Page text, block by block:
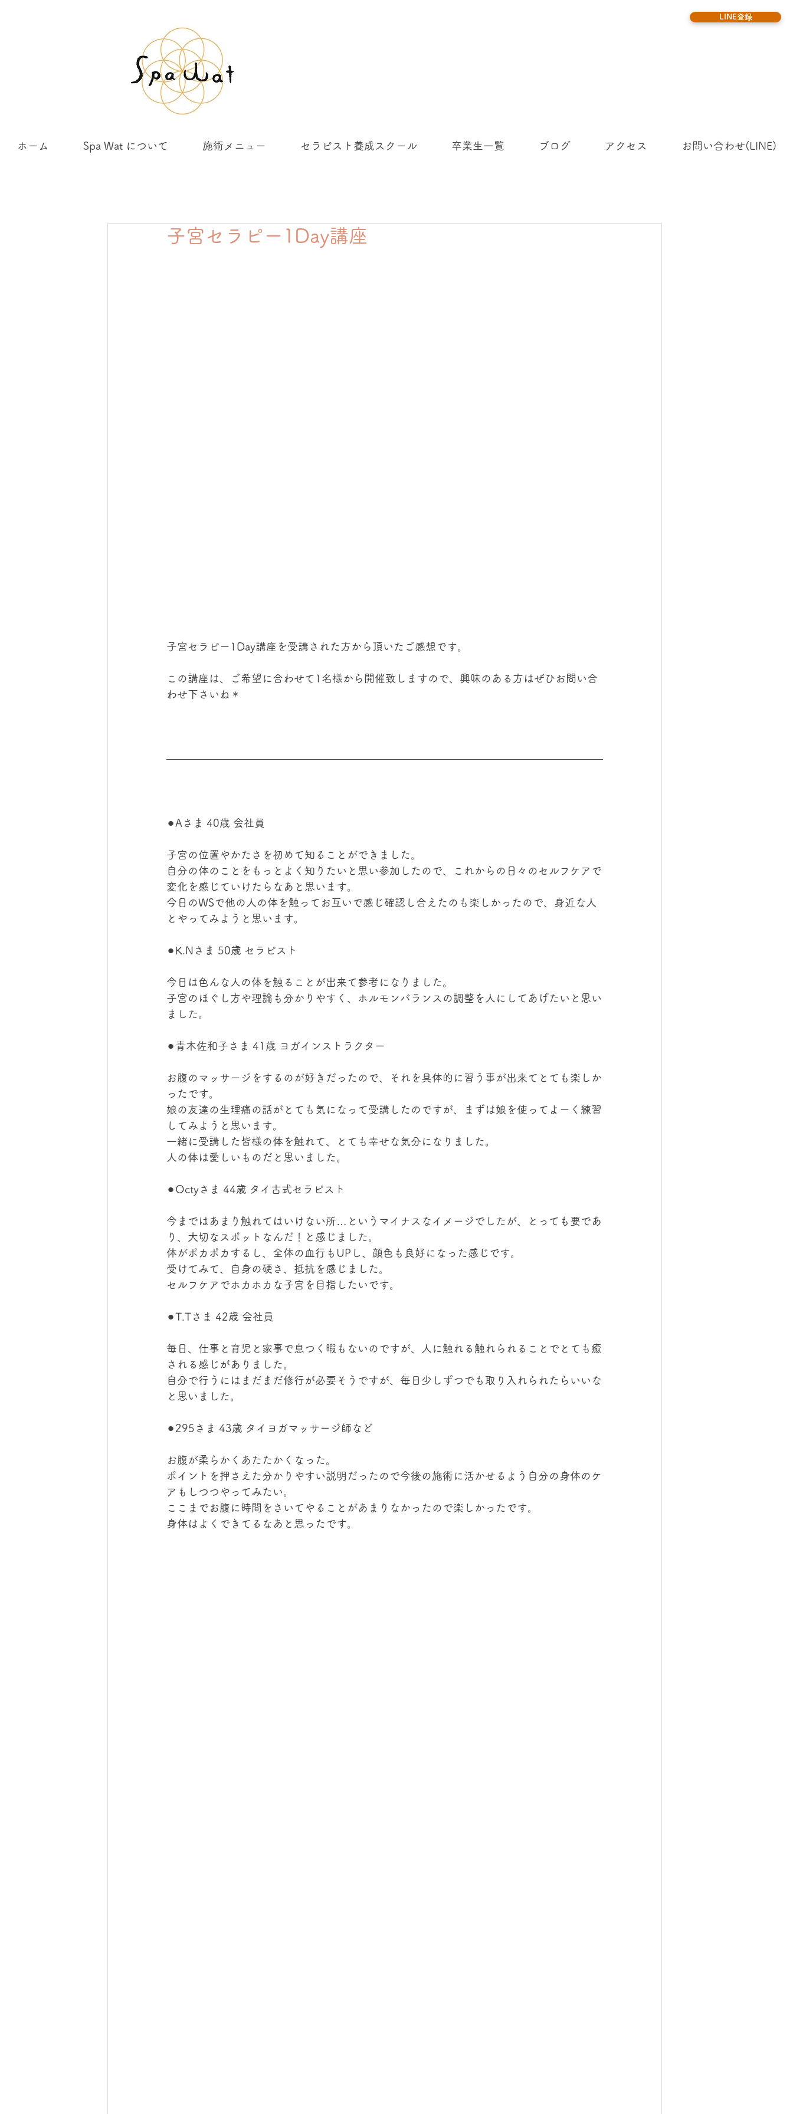
LINE登録
ホーム Spa Wat について 施術メニュー セラピスト養成スクール 卒業生一覧 ブログ アクセス お問い合わせ(LINE)
子宮セラピー1Day講座
子宮セラピー1Day講座を受講された方から頂いたご感想です。
この講座は、ご希望に合わせて1名様から開催致しますので、興味のある方はぜひお問い合
わせ下さいね＊
⚫︎Aさま 40歳 会社員
子宮の位置やかたさを初めて知ることができました。
自分の体のことをもっとよく知りたいと思い参加したので、これからの日々のセルフケアで
変化を感じていけたらなあと思います。
今日のWSで他の人の体を触ってお互いで感じ確認し合えたのも楽しかったので、身近な人
とやってみようと思います。
⚫︎K.Nさま 50歳 セラピスト
今日は色んな人の体を触ることが出来て参考になりました。
子宮のほぐし方や理論も分かりやすく、ホルモンバランスの調整を人にしてあげたいと思い
ました。
⚫︎青木佐和子さま 41歳 ヨガインストラクター
お腹のマッサージをするのが好きだったので、それを具体的に習う事が出来てとても楽しか
ったです。
娘の友達の生理痛の話がとても気になって受講したのですが、まずは娘を使ってよーく練習
してみようと思います。
一緒に受講した皆様の体を触れて、とても幸せな気分になりました。
人の体は愛しいものだと思いました。
⚫︎Octyさま 44歳 タイ古式セラピスト
今まではあまり触れてはいけない所…というマイナスなイメージでしたが、とっても要であ
り、大切なスポットなんだ！と感じました。
体がポカポカするし、全体の血行もUPし、顔色も良好になった感じです。
受けてみて、自身の硬さ、抵抗を感じました。
セルフケアでホカホカな子宮を目指したいです。
⚫︎T.Tさま 42歳 会社員
毎日、仕事と育児と家事で息つく暇もないのですが、人に触れる触れられることでとても癒
される感じがありました。
自分で行うにはまだまだ修行が必要そうですが、毎日少しずつでも取り入れられたらいいな
と思いました。
⚫︎295さま 43歳 タイヨガマッサージ師など
お腹が柔らかくあたたかくなった。
ポイントを押さえた分かりやすい説明だったので今後の施術に活かせるよう自分の身体のケ
アもしつつやってみたい。
ここまでお腹に時間をさいてやることがあまりなかったので楽しかったです。
身体はよくできてるなあと思ったです。